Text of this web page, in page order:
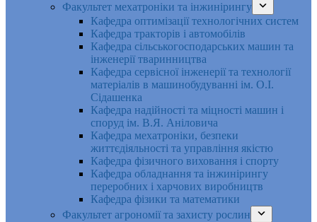
Факультет мехатроніки та інжинірингу
Кафедра оптимізації технологічних систем
Кафедра тракторів і автомобілів
Кафедра сільськогосподарських машин та
інженерії тваринництва
Кафедра cервісної інженерії та технології
матеріалів в машинобудуванні ім. О.І.
Сідашенка
Кафедра надійності та міцності машин і
споруд ім. В.Я. Аніловича
Кафедра мехатроніки, безпеки
життєдіяльності та управління якістю
Кафедра фізичного виховання і спорту
Кафедра обладнання та інжинірингу
переробних і харчових виробництв
Кафедра фізики та математики
Факультет агрономії та захисту рослин